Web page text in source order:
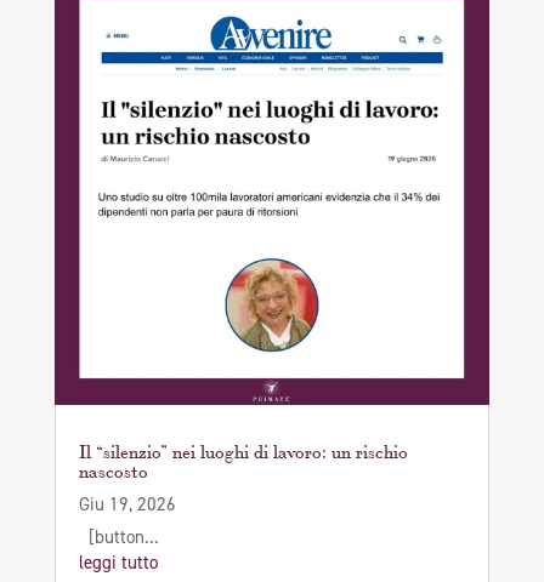
Il “silenzio” nei luoghi di lavoro: un rischio
nascosto
Giu 19, 2026
[button...
leggi tutto